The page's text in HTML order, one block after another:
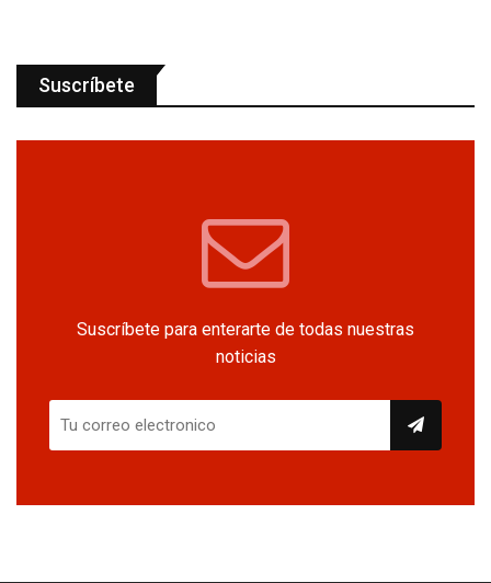
Suscríbete
Suscríbete para enterarte de todas nuestras
noticias